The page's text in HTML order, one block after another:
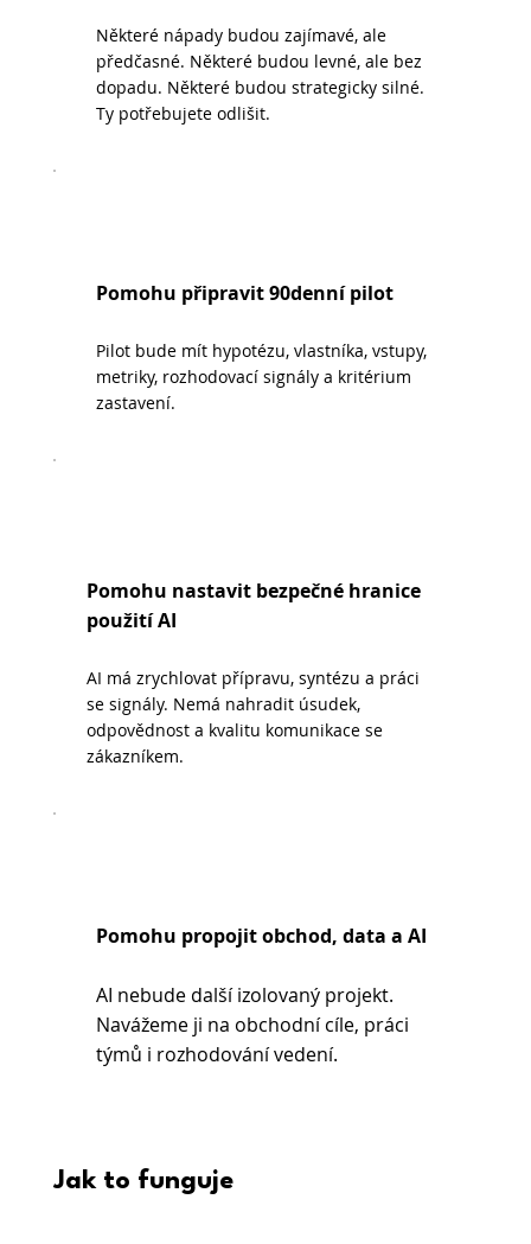
Některé nápady budou zajímavé, ale
předčasné. Některé budou levné, ale bez
dopadu. Některé budou strategicky silné.
Ty potřebujete odlišit.
Pomohu připravit 90denní pilot
Pilot bude mít hypotézu, vlastníka, vstupy,
metriky, rozhodovací signály a kritérium
zastavení.
Pomohu nastavit bezpečné hranice
použití AI
AI má zrychlovat přípravu, syntézu a práci
se signály. Nemá nahradit úsudek,
odpovědnost a kvalitu komunikace se
zákazníkem.
Pomohu propojit obchod, data a AI
AI nebude další izolovaný projekt.
Navážeme ji na obchodní cíle, práci
týmů i rozhodování vedení.
Jak to funguje